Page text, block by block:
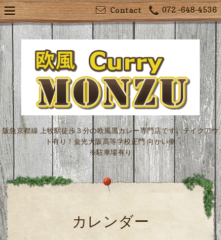
072 -648-4536
Contact
阪急京都線 上牧駅徒歩３分の欧風黒カレー専門店です。テイクアウ
ト有り！金光大阪高等学校正門 向かい側
※駐車場有り
カレンダー